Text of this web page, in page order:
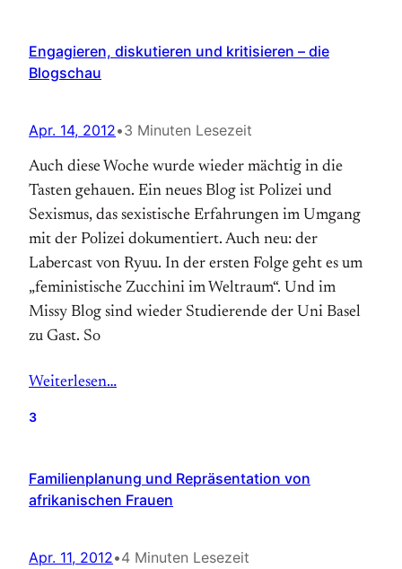
Engagieren, diskutieren und kritisieren – die
Blogschau
Apr. 14, 2012•3 Minuten Lesezeit
Auch diese Woche wurde wieder mächtig in die
Tasten gehauen. Ein neues Blog ist Polizei und
Sexismus, das sexistische Erfahrungen im Umgang
mit der Polizei dokumentiert. Auch neu: der
Labercast von Ryuu. In der ersten Folge geht es um
„feministische Zucchini im Weltraum“. Und im
Missy Blog sind wieder Studierende der Uni Basel
zu Gast. So
Weiterlesen…
3
Familienplanung und Repräsentation von
afrikanischen Frauen
Apr. 11, 2012•4 Minuten Lesezeit